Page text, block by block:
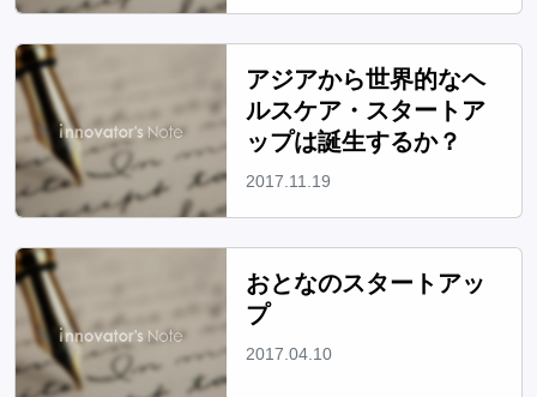
アジアから世界的なヘ
ルスケア・スタートア
ップは誕生するか？
2017.11.19
おとなのスタートアッ
プ
2017.04.10